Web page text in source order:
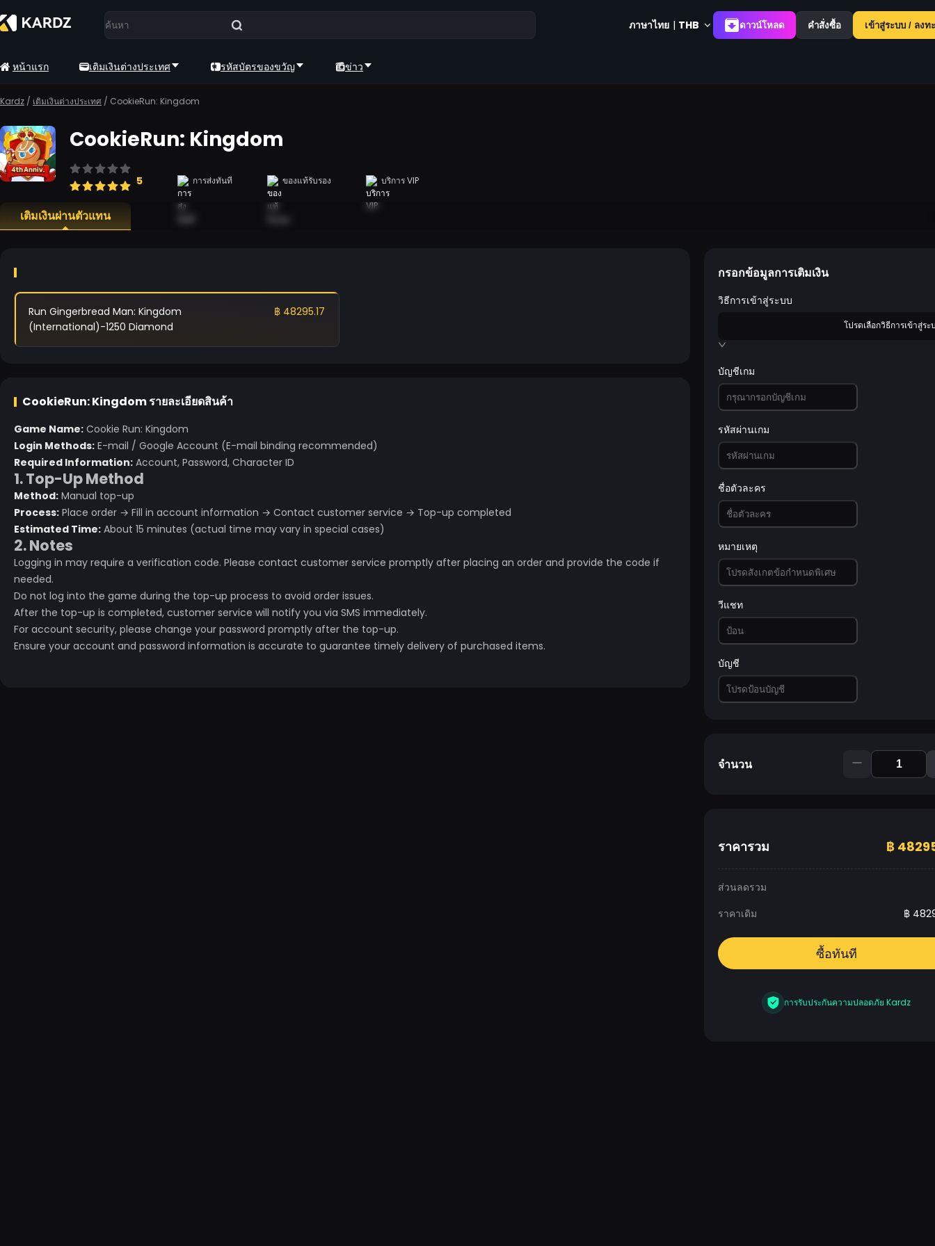
ภาษาไทย | THB ดาวน์โหลด คำสั่งซื้อ เข้าสู่ระบบ / ลงท
หน้าแรก เติมเงินต่างประเทศ รหัสบัตรของขวัญ ข่าว
Kardz / เติมเงินต่างประเทศ / CookieRun: Kingdom
CookieRun: Kingdom
5 การส่งทันที ของแท้รับรอง บริการ VIP
เติมเงินผ่านตัวแทน
Run Gingerbread Man: Kingdom
(International)-1250 Diamond
฿ 48295.17
CookieRun: Kingdomรายละเอียดสินค้า
Game Name: Cookie Run: Kingdom
Login Methods: E-mail / Google Account (E-mail binding recommended)
Required Information: Account, Password, Character ID
1. Top-Up Method
Method: Manual top-up
Process: Place order → Fill in account information → Contact customer service → Top-up completed
Estimated Time: About 15 minutes (actual time may vary in special cases)
2. Notes
Logging in may require a verification code. Please contact customer service promptly after placing an order and provide the code if
needed.
Do not log into the game during the top-up process to avoid order issues.
After the top-up is completed, customer service will notify you via SMS immediately.
For account security, please change your password promptly after the top-up.
Ensure your account and password information is accurate to guarantee timely delivery of purchased items.
กรอกข้อมูลการเติมเงิน
วิธีการเข้าสู่ระบบ
โปรดเลือกวิธีการเข้าสู่ระ
บัญชีเกม
รหัสผ่านเกม
ชื่อตัวละคร
หมายเหตุ
วีแชท
บัญชี
จำนวน
ราคารวม ฿
ส่วนลดรวม
ราคาเดิม
฿
ซื้อทันที
การรับประกันความปลอดภัย Kardz